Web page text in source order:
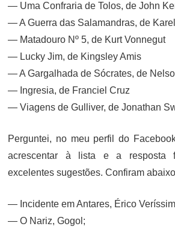
— Uma Confraria de Tolos, de John
— A Guerra das Salamandras, de
— Matadouro Nº 5, de Kurt Vonnegut
— Lucky Jim, de Kingsley Amis
— A Gargalhada de Sócrates, de
— Ingresia, de Franciel Cruz
— Viagens de Gulliver, de Jonathan
Perguntei, no meu perfil do
acrescentar à lista e a resposta
excelentes sugestões. Confiram
— Incidente em Antares, Érico
— O Nariz, Gogol;